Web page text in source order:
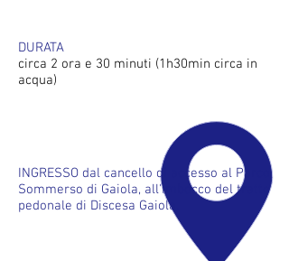
DURATA
circa 2 ora e 30 minuti (1h30min circa in
acqua)
INGRESSO dal cancello di accesso al Parco
Sommerso di Gaiola, all'imbocco del tratto
pedonale di Discesa Gaiola.